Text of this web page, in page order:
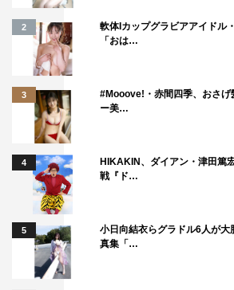
2
軟体Iカップグラビアアイドル
「おは…
3
#Mooove!・赤間四季、おさげ
ー美…
4
HIKAKIN、ダイアン・津田篤
戦『ド…
5
小日向結衣らグラドル6人が大
真集「…